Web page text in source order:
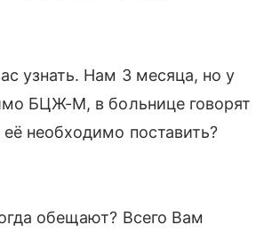
узнать. Нам 3 месяца, но у
БЦЖ-М, в больнице говорят
необходимо поставить?
обещают? Всего Вам